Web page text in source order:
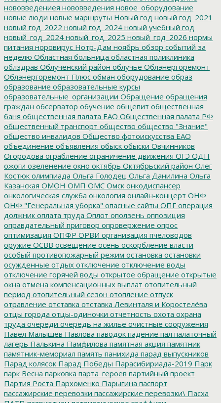
нововведениея нововведения новое_оборудование
новые люди новые маршруты Новый год новый год_2021
новый год_2022 новый год_2024 новый учебный год
новый_год_2024 новый_год_2025 новый_год_2026 нормы
питания норовирус Нотр-Дам ноябрь обзор событий за
неделю Областная больница областная поликлиника
облздрав Облученский район облучье Облэнергоремонт
Облэнергоремонт Плюс обман оборудование образ
образование образовательные курсы
образовательные_организации Обращение обращения
граждан обсерватор обучение общепит общественная
баня общественная палата ЕАО Общественная палата РФ
общественный транспорт общество общество "Знание"
общество инвалидов Общество фотоискусства ЕАО
объединение объявления обыск обыски Овчинников
Огородова ограбление ограничение движения ОГЭ ОДН
ожоги озеленение окно октябрь Октябрьский район Олег
Костюк олимпиада Ольга Голодец Ольга Данилина Ольга
Казанская ОМОН ОМП ОМС Омск онкодиспансер
онкологическая служба онкология онлайн-концерт ОНФ
ОНФ "Генеральная уборка" опасные сайты ОПГ операция
должник оплата труда Оплот оползень оппозиция
оправдательный приговор опровержение опрос
оптимизация ОПФР ОРВИ организация пчеловодов
оружие ОСВВ освещение осень оскорбление власти
особый противопожарный режим остановка остановки
осужденные отдых отключение отключение воды
отключение горячей воды открытое обращение открытые
окна отмена компенсационных выплат отопительный
период отопительный сезон отопление отпуск
отравление отставка отставка Левинталя и Коростелёва
отцы города отцы-одиночки отчетность охота охрана
труда очереди очередь на жилье очистные сооружения
Павел Малышев Павлова паводок падение пал палаточный
лагерь Палькина Памфилова памятная акция памятник
памятник-мемориал память панихида парад выпускников
Парад колясок Парад Победы Парасибириада-2019 Парк
парк Весна парковка парта_героев партийный проект
Партия Роста Пархоменко Парыгина паспорт
пассажирские перевозки пассажирские перевозки\ Пасха